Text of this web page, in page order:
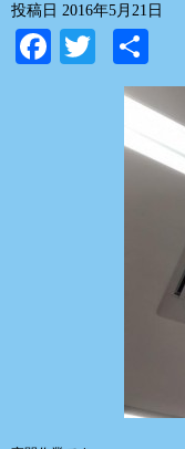
投稿日 2016年5月21日
Facebook
Twitter
有